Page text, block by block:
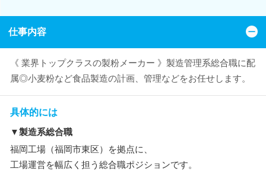
仕事内容
《 業界トップクラスの製粉メーカー 》製造管理系総合職に配
属◎小麦粉など食品製造の計画、管理などをお任せします。
具体的には
▼製造系総合職
福岡工場（福岡市東区）を拠点に、
工場運営を幅広く担う総合職ポジションです。